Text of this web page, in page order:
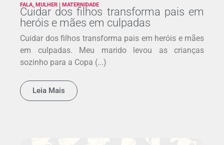
FALA, MULHER | MATERNIDADE
Cuidar dos filhos transforma pais em
heróis e mães em culpadas
Cuidar dos filhos transforma pais em heróis e mães
em culpadas. Meu marido levou as crianças
sozinho para a Copa (...)
Leia Mais